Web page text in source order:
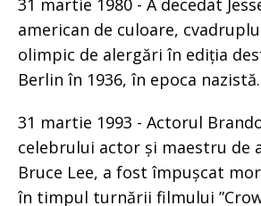
american de culoare,
olimpic de alergări în ediția
Berlin în 1936, în epoca nazistă.
31 martie 1993 - Actorul
celebrului actor și maestru de
Bruce Lee, a fost împușcat
în timpul turnării filmului